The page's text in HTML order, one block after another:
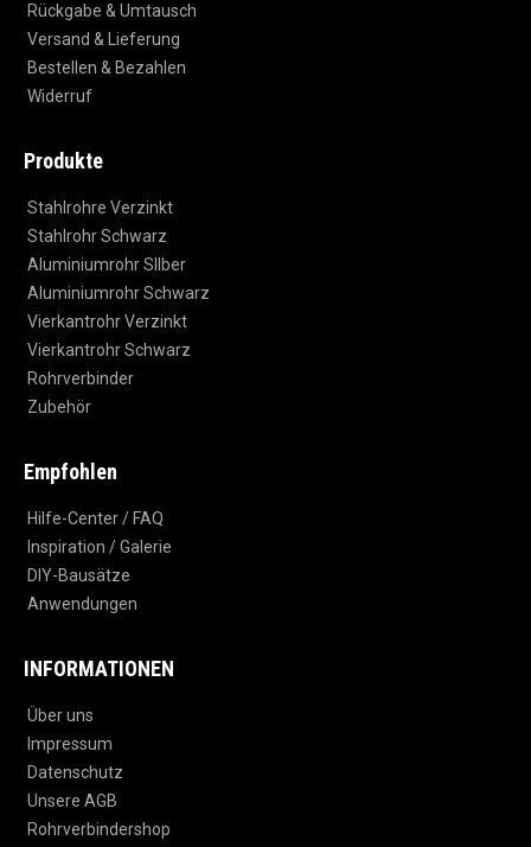
Rückgabe & Umtausch
Versand & Lieferung
Bestellen & Bezahlen
Widerruf
Produkte
Stahlrohre Verzinkt
Stahlrohr Schwarz
Aluminiumrohr SIlber
Aluminiumrohr Schwarz
Vierkantrohr Verzinkt
Vierkantrohr Schwarz
Rohrverbinder
Zubehör
Empfohlen
Hilfe-Center / FAQ
Inspiration / Galerie
DIY-Bausätze
Anwendungen
INFORMATIONEN
Über uns
Impressum
Datenschutz
Unsere AGB
Rohrverbindershop